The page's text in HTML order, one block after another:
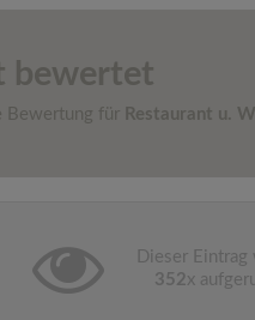
bewertet
Bewertung für Restaurant u.
Dieser Eintrag
352x